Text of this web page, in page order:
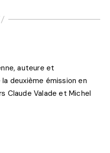
auteure et
deuxième émission en
Claude Valade et Michel